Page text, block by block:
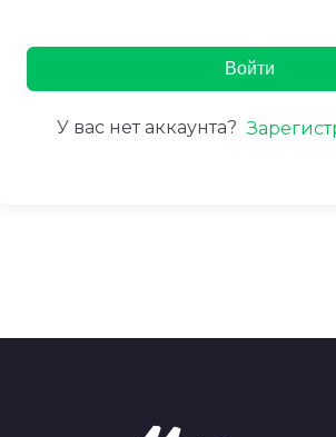
Войти
У вас нет аккаунта?